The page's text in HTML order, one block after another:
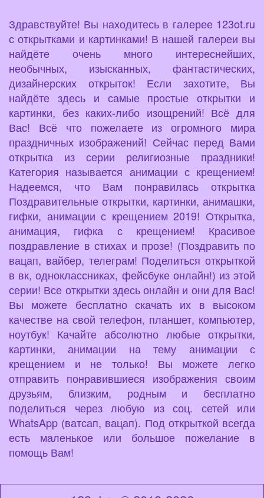
Здравствуйте! Вы находитесь в галерее 123ot.ru
с открытками и картинками! В нашей галереи вы
найдёте очень много интереснейших,
необычных, изысканных, фантастических,
дизайнерских открыток! Если захотите, Вы
найдёте здесь и самые простые открытки и
картинки, без каких-либо изощрений! Всё для
Вас! Всё что пожелаете из огромного мира
праздничных изображений! Сейчас перед Вами
открытка из серии религиозные праздники!
Категория называется анимации с крещением!
Надеемся, что Вам понравилась открытка
Поздравительные открытки, картинки, анимашки,
гифки, анимации с крещением 2019! Открытка,
анимация, гифка с крещением! Красивое
поздравление в стихах и прозе! (Поздравить по
вацап, вайбер, телеграм! Поделиться открыткой
в вк, одноклассниках, фейсбуке онлайн!) из этой
серии! Все открытки здесь онлайн и они для Вас!
Вы можете бесплатно скачать их в высоком
качестве на свой телефон, планшет, компьютер,
ноутбук! Качайте абсолютно любые открытки,
картинки, анимации на тему анимации с
крещением и не только! Вы можете легко
отправить понравившиеся изображения своим
друзьям, близким, родным и бесплатно
поделиться через любую из соц. сетей или
WhatsApp (ватсап, вацап). Под открыткой всегда
есть маленькое или большое пожелание в
помощь Вам!